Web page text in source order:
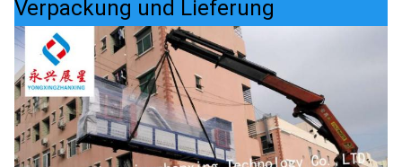
Verpackung und Lieferung